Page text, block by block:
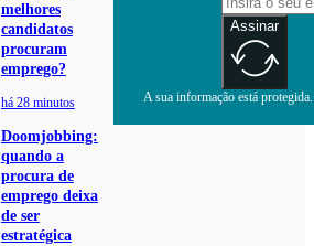
melhores
candidatos
procuram
emprego?
há 28 minutos
Doomjobbing:
quando a
procura de
emprego deixa
de ser
estratégica
Assinar
A sua informação está